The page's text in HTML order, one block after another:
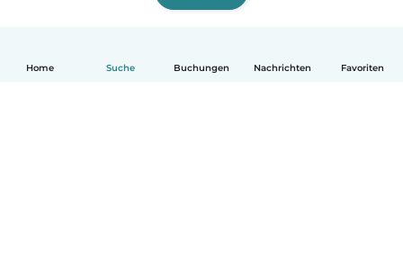
Home Suche Buchungen Nachrichten Favoriten